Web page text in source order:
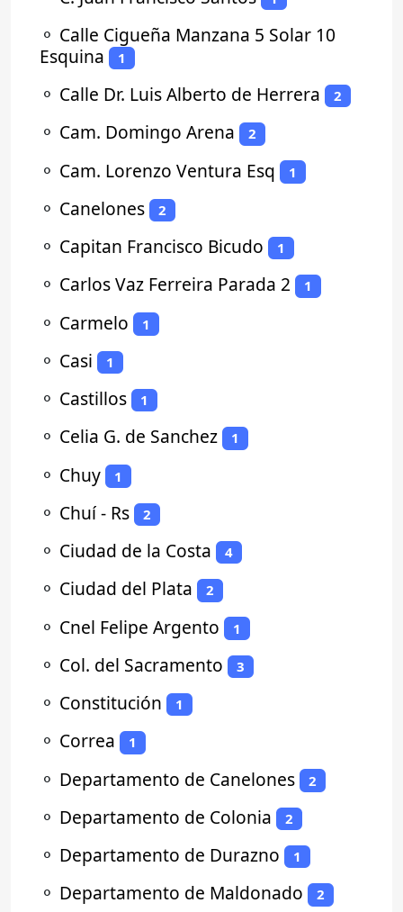
⚬ Calle Cigueña Manzana 5 Solar 10
Esquina
1
⚬ Calle Dr. Luis Alberto de Herrera 2
⚬ Cam. Domingo Arena 2
⚬ Cam. Lorenzo Ventura Esq 1
⚬ Canelones 2
⚬ Capitan Francisco Bicudo 1
⚬ Carlos Vaz Ferreira Parada 2 1
⚬ Carmelo 1
⚬ Casi 1
⚬ Castillos 1
⚬ Celia G. de Sanchez 1
⚬ Chuy 1
⚬ Chuí - Rs 2
⚬ Ciudad de la Costa 4
⚬ Ciudad del Plata 2
⚬ Cnel Felipe Argento 1
⚬ Col. del Sacramento 3
⚬ Constitución 1
⚬ Correa 1
⚬ Departamento de Canelones 2
⚬ Departamento de Colonia 2
⚬ Departamento de Durazno 1
⚬ Departamento de Maldonado 2